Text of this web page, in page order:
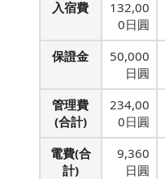
入宿費
132,00
0日圓
保證金
50,000
日圓
管理費
(合計)
234,00
0日圓
電費(合
計)
9,360
日圓